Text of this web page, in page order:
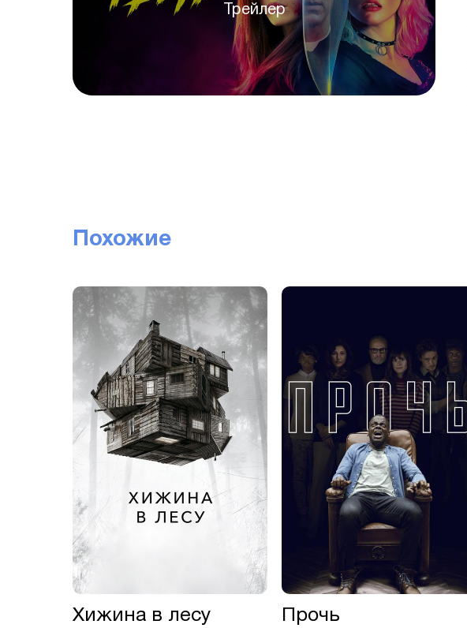
Трейлер
Похожие
Хижина в лесу Прочь